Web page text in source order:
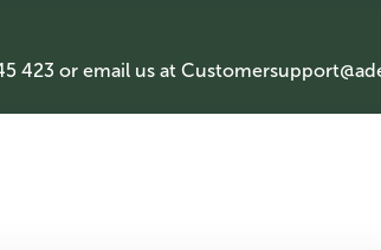
423 or email us at